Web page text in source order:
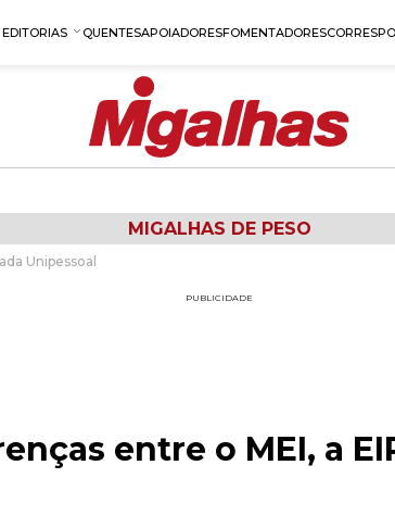
EDITORIAS QUENTESAPOIADORESFOMENTADORES
MIGALHAS DE PESO
Unipessoal
PUBLICIDADE
entre o MEI, a